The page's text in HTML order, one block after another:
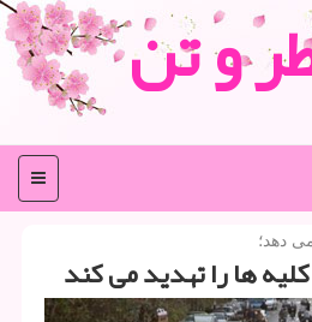
و تن
منو
دهد؛
ها را تهدید می كند